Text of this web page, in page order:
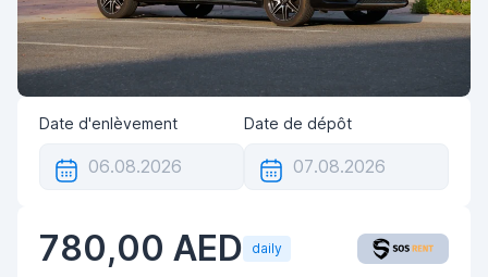
Date d'enlèvement Date de dépôt
780,00 AED daily